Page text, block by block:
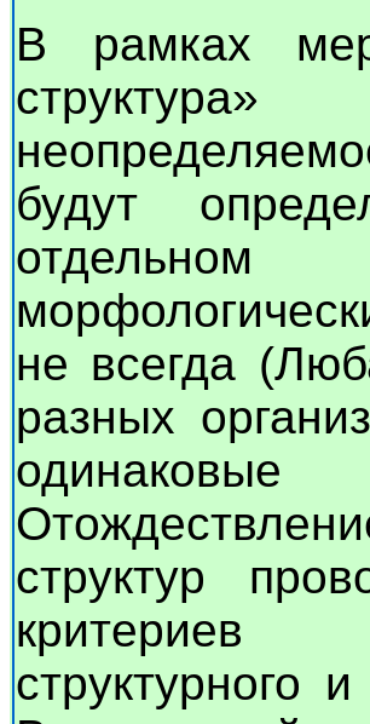
В рамках
будут
не всегда
разных
структур
критериев
структурного